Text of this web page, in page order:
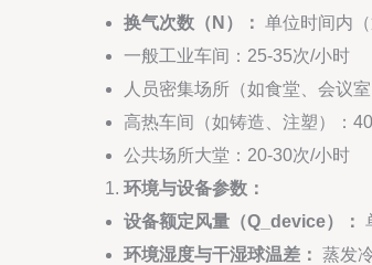
换气次数（N）： 单位时间内
一般工业车间：25-35次/小时
人员密集场所（如食堂、会议
高热车间（如铸造、注塑）：
公共场所大堂：20-30次/小时
环境与设备参数：
设备额定风量（Q_device）：
环境湿度与干湿球温差： 蒸发